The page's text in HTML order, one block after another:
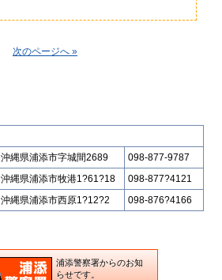
次のページへ »
沖縄県浦添市字城間2689
098-877-9787
沖縄県浦添市牧港1?61?18
098-877?4121
沖縄県浦添市西原1?12?2 098-876?4166
浦添警察署からのお知
らせです。